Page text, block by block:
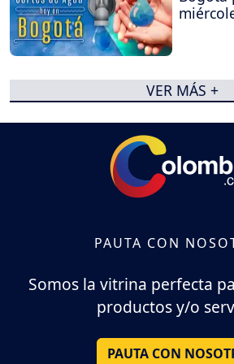
VER MÁS +
PAUTA CON
Somos la vitrina perfecta
productos y/o
PAUTA CON